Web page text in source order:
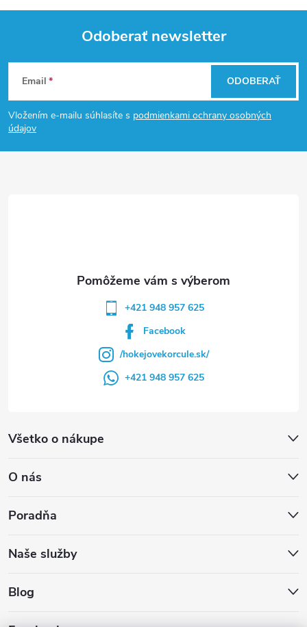
Z
á
p
Odoberať newsletter
Email
Vložením e-mailu súhlasíte s podmienkami ochrany osobných
údajov
ODOBERAŤ
Všetko o nákupe
O nás
Poradňa
Naše služby
Blog
+421 948 957 625
Facebook
/hokejovekorcule.sk/
+421 948 957 625